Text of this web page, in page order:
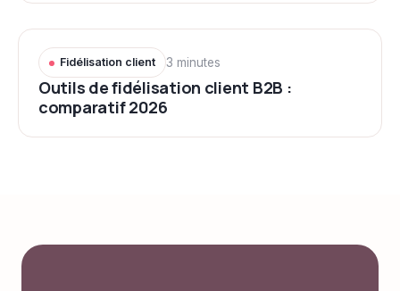
Fidélisation client 3 minutes
Outils de fidélisation client B2B :
comparatif 2026